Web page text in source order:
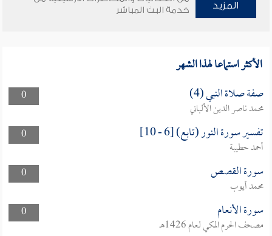
المزيد
خدمة البث المباشر
الأكثر استماعا لهذا الشهر
0 صفة صلاة النبي (4)
محمد ناصر الدين الألباني
0
تفسير سورة النور (تابع) [6 - 10]
أحمد حطيبة
0
سورة القصص
محمد أيوب
0
سورة الأنعام
مصحف الحرم المكي لعام 1426هـ